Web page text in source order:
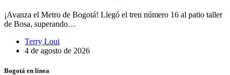
¡Avanza el Metro de Bogotá! Llegó el tren número 16 al patio taller
de Bosa, superando…
Terry Loui
4 de agosto de 2026
Bogotá en línea